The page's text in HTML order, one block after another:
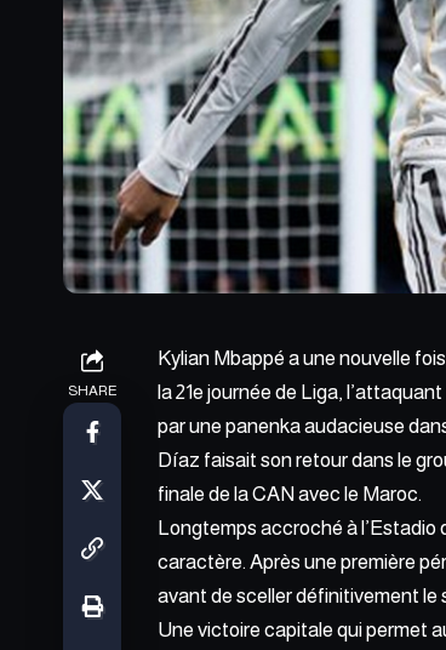
SHARE
Kylian Mbappé a une nouvelle
la 21e journée de Liga,
par une panenka audacieuse
Díaz faisait son retour dans le
finale de la CAN avec le Maroc.
Longtemps accroché à l’Estadio
caractère. Après une première
avant de sceller définitivement le
Une victoire capitale qui permet